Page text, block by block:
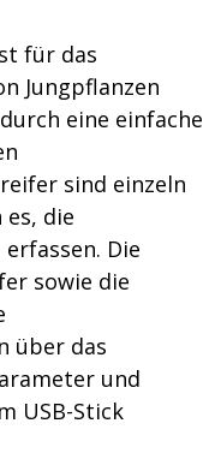
für das
Jungpflanzen
eine einfache
sind einzeln
die
Die
sowie die
über das
und
USB-Stick